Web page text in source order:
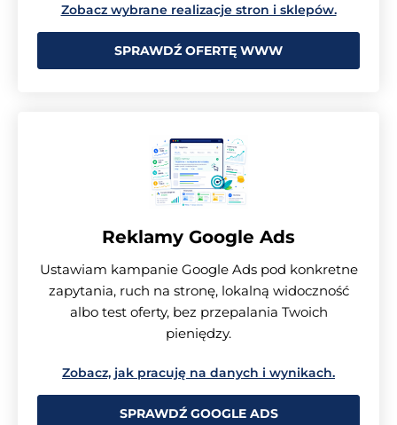
Zobacz wybrane realizacje stron i sklepów.
SPRAWDŹ OFERTĘ WWW
Reklamy Google Ads
Ustawiam kampanie Google Ads pod konkretne
zapytania, ruch na stronę, lokalną widoczność
albo test oferty, bez przepalania Twoich
pieniędzy.
Zobacz, jak pracuję na danych i wynikach.
SPRAWDŹ GOOGLE ADS